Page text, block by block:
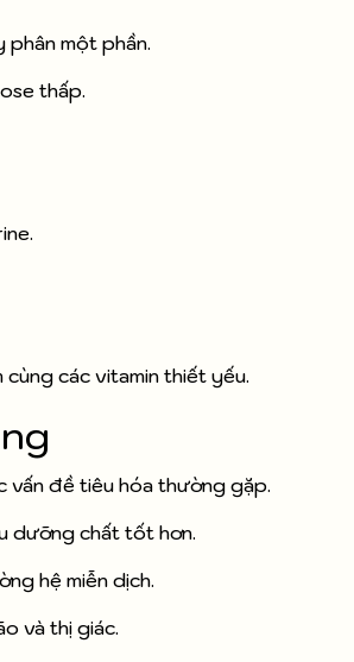
phân một phần.
thấp.
cùng các vitamin thiết yếu.
vấn đề tiêu hóa thường gặp.
dưỡng chất tốt hơn.
hệ miễn dịch.
và thị giác.